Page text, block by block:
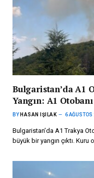
Bulgaristan’da A1
Yangın: A1
BY HASAN IŞILAK 6
Bulgaristan’da A1 Trakya
büyük bir yangın çıktı. Kuru